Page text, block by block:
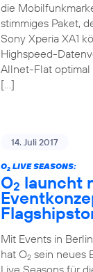
die
stimmiges Paket,
Sony Xperia XA1
Highspeed-
Allnet-Flat optimal
[…]
14. Juli 2017
O2LIVE SEASONS:
O2 launcht
Mit Events in
hat O2sein neues
Live Seasons für